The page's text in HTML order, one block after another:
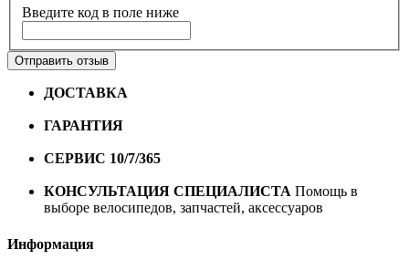
Введите код в поле ниже
Отправить отзыв
ДОСТАВКА
ГАРАНТИЯ
СЕРВИС 10/7/365
КОНСУЛЬТАЦИЯ СПЕЦИАЛИСТА Помощь в
выборе велосипедов, запчастей, аксессуаров
Информация